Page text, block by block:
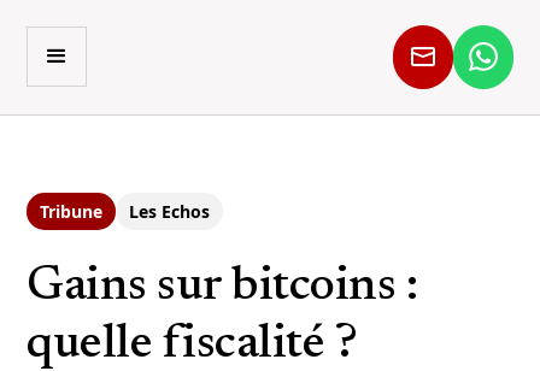
Tribune Les Echos
Gains sur bitcoins :
quelle fiscalité ?